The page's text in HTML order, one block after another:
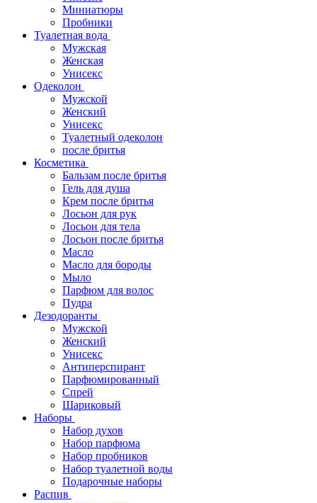
Миниатюры
Пробники
Туалетная вода
Мужская
Женская
Унисекс
Одеколон
Мужской
Женский
Унисекс
Туалетный одеколон
после бритья
Косметика
Бальзам после бритья
Гель для душа
Крем после бритья
Лосьон для рук
Лосьон для тела
Лосьон после бритья
Масло
Масло для бороды
Мыло
Парфюм для волос
Пудра
Дезодоранты
Мужской
Женский
Унисекс
Антиперспирант
Парфюмированный
Спрей
Шариковый
Наборы
Набор духов
Набор парфюма
Набор пробников
Набор туалетной воды
Подарочные наборы
Распив